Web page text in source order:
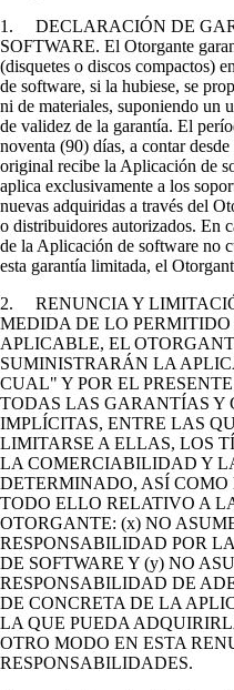
1. DECLARACIÓN DE
SOFTWARE. El Otorgante
(disquetes o discos compactos)
de software, si la hubiese, se
ni de materiales, suponiendo un
de validez de la garantía. El
noventa (90) días, a contar
original recibe la Aplicación de
aplica exclusivamente a los
nuevas adquiridas a través del
o distribuidores autorizados. En
de la Aplicación de software no
esta garantía limitada, el
2. RENUNCIA Y
MEDIDA DE LO
APLICABLE, EL
SUMINISTRARÁN LA
CUAL" Y POR EL
TODAS LAS GARANTÍAS Y
IMPLÍCITAS, ENTRE LAS
LIMITARSE A ELLAS, LOS
LA COMERCIABILIDAD Y
DETERMINADO, ASÍ
TODO ELLO RELATIVO A
OTORGANTE: (x) NO
RESPONSABILIDAD POR
DE SOFTWARE Y (y) NO
RESPONSABILIDAD DE
DE CONCRETA DE LA
LA QUE PUEDA
OTRO MODO EN ESTA
RESPONSABILIDADES.